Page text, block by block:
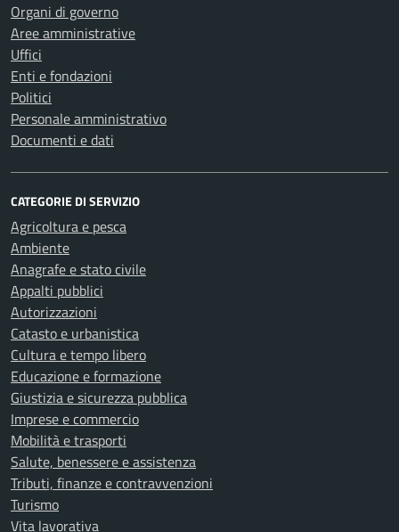
Organi di governo
Aree amministrative
Uffici
Enti e fondazioni
Politici
Personale amministrativo
Documenti e dati
CATEGORIE DI SERVIZIO
Agricoltura e pesca
Ambiente
Anagrafe e stato civile
Appalti pubblici
Autorizzazioni
Catasto e urbanistica
Cultura e tempo libero
Educazione e formazione
Giustizia e sicurezza pubblica
Imprese e commercio
Mobilità e trasporti
Salute, benessere e assistenza
Tributi, finanze e contravvenzioni
Turismo
Vita lavorativa